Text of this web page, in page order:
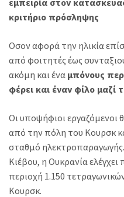
εμπειρία στον
κριτήριο πρόσληψης
Οσον αφορά την ηλικία
από φοιτητές έως
ακόμη και ένα μπόνους
φέρει και έναν φίλο μαζί
Οι υποψήφιοι εργαζόμενοι
από την πόλη του Κουρσκ
σταθμό
Κιέβου, η Ουκρανία
περιοχή 1.150
Κουρσκ.